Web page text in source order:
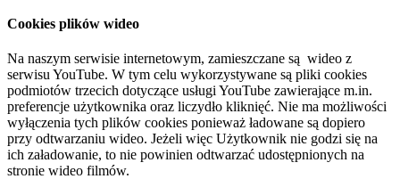
Cookies plików wideo
Na naszym serwisie internetowym, zamieszczane są wideo z
serwisu YouTube. W tym celu wykorzystywane są pliki cookies
podmiotów trzecich dotyczące usługi YouTube zawierające m.in.
preferencje użytkownika oraz liczydło kliknięć. Nie ma możliwości
wyłączenia tych plików cookies ponieważ ładowane są dopiero
przy odtwarzaniu wideo. Jeżeli więc Użytkownik nie godzi się na
ich załadowanie, to nie powinien odtwarzać udostępnionych na
stronie wideo filmów.